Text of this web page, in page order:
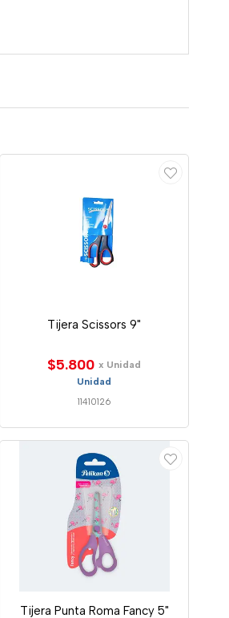
Tijera Scissors 9"
$5.800 x Unidad
Unidad
11410126
Tijera Punta Roma Fancy 5"